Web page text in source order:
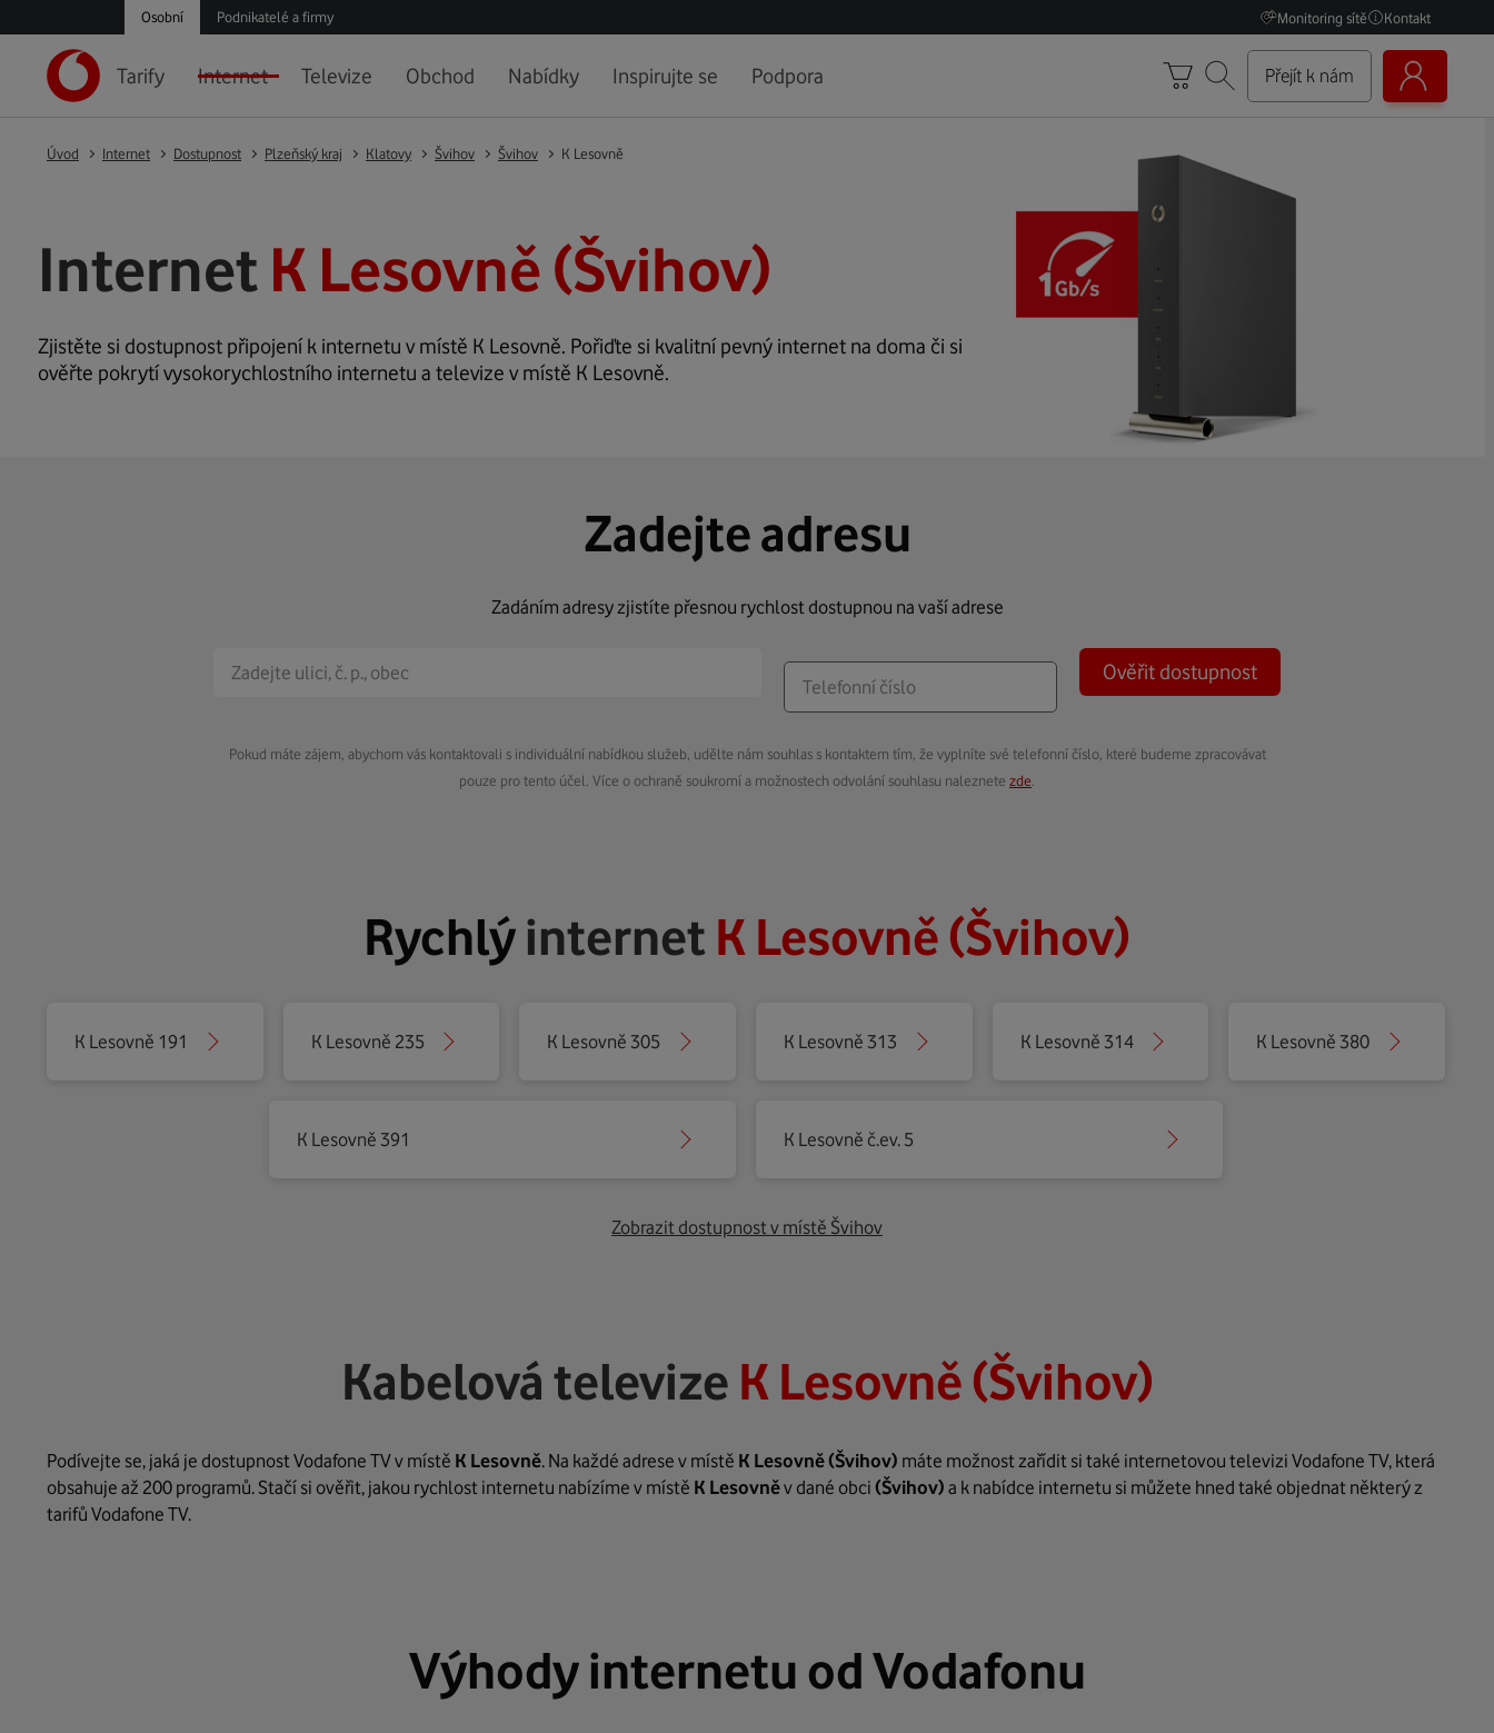
Osobní Podnikatelé a firmy Monitoring sítě Kontakt
Tarify Internet Televize Obchod Nabídky Inspirujte se Podpora Přejít k nám
Úvod Internet Dostupnost Plzeňský kraj Klatovy Švihov Švihov K Lesovně
Internet K Lesovně (Švihov)
Zjistěte si dostupnost připojení k internetu v místě K Lesovně. Pořiďte si kvalitní pevný internet na doma či si
ověřte pokrytí vysokorychlostního internetu a televize v místě K Lesovně.
Zadejte adresu
Zadáním adresy zjistíte přesnou rychlost dostupnou na vaší adrese
Ověřit dostupnost
Pokud máte zájem, abychom vás kontaktovali s individuální nabídkou služeb, udělte nám souhlas s kontaktem tím, že vyplníte své telefonní číslo, které budeme zpracovávat
pouze pro tento účel. Více o ochraně soukromí a možnostech odvolání souhlasu naleznete zde
Rychlýinternet K Lesovně (Švihov)
K Lesovně 191 K Lesovně 235 K Lesovně 305 K Lesovně 313 K Lesovně 314 K Lesovně 380
K Lesovně 391 K Lesovně č.ev. 5
Zobrazit dostupnost v místě Švihov
Kabelová televize K Lesovně (Švihov)
Podívejte se, jaká je dostupnost Vodafone TV v místě K Lesovně. Na každé adrese v místě K Lesovně(Švihov) máte možnost zařídit si také internetovou televizi Vodafone TV, která
obsahuje až 200 programů. Stačí si ověřit, jakou rychlost internetu nabízíme v místě K Lesovněv dané obci (Švihov) a k nabídce internetu si můžete hned také objednat některý z
tarifů Vodafone TV.
Výhody internetu od Vodafonu